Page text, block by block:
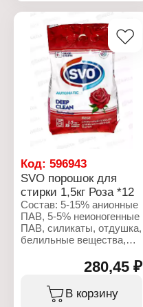
порошок
Название: Горный бриз
Вес: 1,5 кг
Тип стирки: для
машинной стирки
Тип белья: для белого
белья
Код: 596943
SVO порошок для
стирки 1,5кг Роза *12
Состав: 5-15% анионные
ПАВ, 5-5% неионогенные
ПАВ, силикаты, отдушка,
белильные вещества,
Характеристики:
Бренд: SVO
Тип товара: Средство
280,45 ₽
В корзину